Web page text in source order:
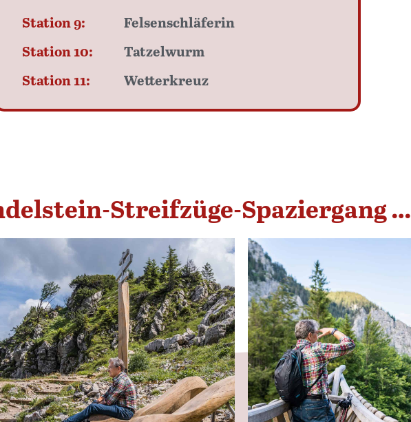
Station 9:
Station 10:
Station 11:
Felsenschläferin
Tatzelwurm
Wetterkreuz
Streifzüge-Spaziergang …